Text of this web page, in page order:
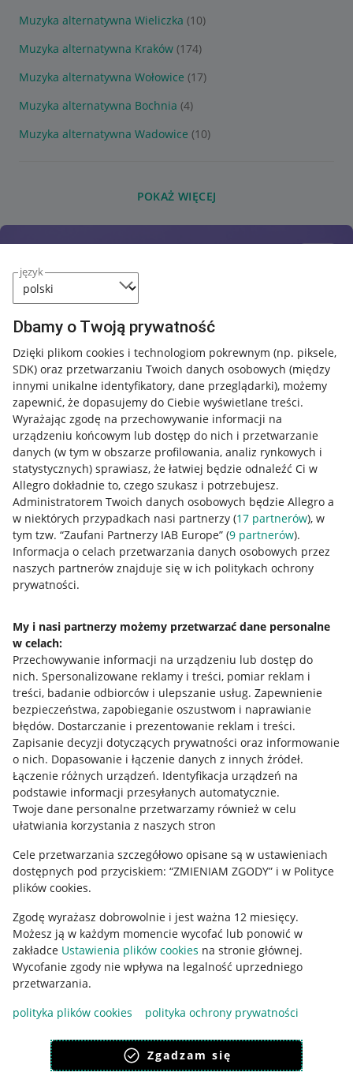
język
Dbamy o Twoją prywatność
Dzięki plikom cookies i technologiom pokrewnym (np. piksele,
SDK) oraz przetwarzaniu Twoich danych osobowych (między
innymi unikalne identyfikatory, dane przeglądarki), możemy
zapewnić, że dopasujemy do Ciebie wyświetlane treści.
Wyrażając zgodę na przechowywanie informacji na
urządzeniu końcowym lub dostęp do nich i przetwarzanie
danych (w tym w obszarze profilowania, analiz rynkowych i
statystycznych) sprawiasz, że łatwiej będzie odnaleźć Ci w
Allegro dokładnie to, czego szukasz i potrzebujesz.
Administratorem Twoich danych osobowych będzie Allegro a
w niektórych przypadkach nasi partnerzy (17 partnerów), w
tym tzw. “Zaufani Partnerzy IAB Europe” (9 partnerów).
Informacja o celach przetwarzania danych osobowych przez
naszych partnerów znajduje się w ich politykach ochrony
prywatności.
My i nasi partnerzy możemy przetwarzać dane personalne
w celach:
Przechowywanie informacji na urządzeniu lub dostęp do
nich. Spersonalizowane reklamy i treści, pomiar reklam i
treści, badanie odbiorców i ulepszanie usług. Zapewnienie
bezpieczeństwa, zapobieganie oszustwom i naprawianie
błędów. Dostarczanie i prezentowanie reklam i treści.
Zapisanie decyzji dotyczących prywatności oraz informowanie
o nich. Dopasowanie i łączenie danych z innych źródeł.
Łączenie różnych urządzeń. Identyfikacja urządzeń na
podstawie informacji przesyłanych automatycznie.
Twoje dane personalne przetwarzamy również w celu
ułatwiania korzystania z naszych stron
Cele przetwarzania szczegółowo opisane są w ustawieniach
dostępnych pod przyciskiem: “ZMIENIAM ZGODY” i w Polityce
plików cookies.
Zgodę wyrażasz dobrowolnie i jest ważna 12 miesięcy.
Możesz ją w każdym momencie wycofać lub ponowić w
zakładce Ustawienia plików cookies na stronie głównej.
Wycofanie zgody nie wpływa na legalność uprzedniego
przetwarzania.
polityka plików cookies
polityka ochrony prywatności
Zgadzam się
Muzyka alternatywna Wieliczka (10)
Muzyka alternatywna Kraków (174)
Muzyka alternatywna Wołowice (17)
Muzyka alternatywna Bochnia (4)
Muzyka alternatywna Wadowice (10)
POKAŻ WIĘCEJ
Przydatne informacje
Jak to działa
Allegro Gadane dla sprzedających
Allegro Gadane dla kupujących
Mapa miejscowości
Informacje prawne
Regulamin
Polityka plików "cookies"
Ustawienia plików "cookies"
Udostępnianie lokalizacji
Informacje dla Aktu o Usługach Cyfrowych
Pobierz aplikację